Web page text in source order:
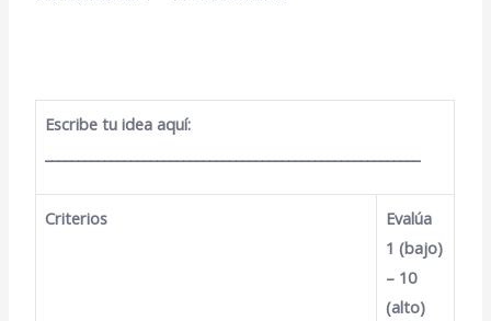
Escribe tu idea aquí:
Criterios
Evalúa
1 (bajo)
– 10
(alto)